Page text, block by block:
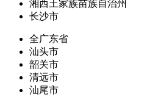
湘西土家族苗族自治州
长沙市
全广东省
汕头市
韶关市
清远市
汕尾市